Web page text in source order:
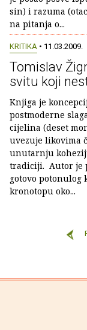
sin) i razuma
na pitanja o...
KRITIKA • 11.03.2009.
Tomislav
svitu koji
Knjiga je
postmoderne
cijelina (deset
uvezuje likovima
unutarnju
tradiciji. Autor je
gotovo potonulog
kronotopu oko...